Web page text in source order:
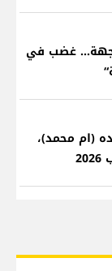
غضب في
(ام محمد)،